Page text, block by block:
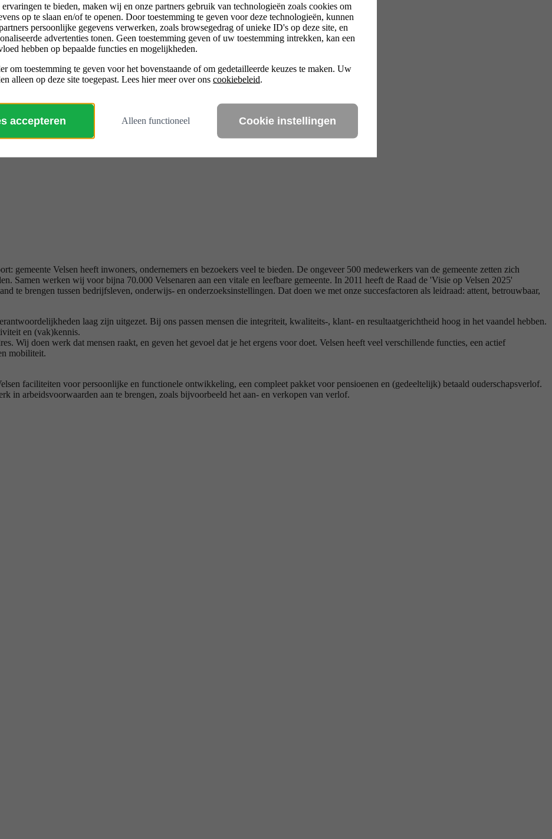
gemeente Velsen heeft inwoners, ondernemers en bezoekers veel te bieden. De ongeveer 500 medewerkers van de gemeente zetten zich
Samen werken wij voor bijna 70.000 Velsenaren aan een vitale en leefbare gemeente. In 2011 heeft de Raad de 'Visie op Velsen 2025'
te brengen tussen bedrijfsleven, onderwijs- en onderzoeksinstellingen. Dat doen we met onze succesfactoren als leidraad: attent, betrouwbaar,
laag zijn uitgezet. Bij ons passen mensen die integriteit, kwaliteits-, klant- en resultaatgerichtheid hoog in het vaandel hebben.
en (vak)kennis.
Wij doen werk dat mensen raakt, en geven het gevoel dat je het ergens voor doet. Velsen heeft veel verschillende functies, een actief
mobiliteit.
faciliteiten voor persoonlijke en functionele ontwikkeling, een compleet pakket voor pensioenen en (gedeeltelijk) betaald ouderschapsverlof.
in arbeidsvoorwaarden aan te brengen, zoals bijvoorbeeld het aan- en verkopen van verlof.
ervaringen te bieden, maken wij en onze partners gebruik van technologieën zoals cookies om
op te slaan en/of te openen. Door toestemming te geven voor deze technologieën, kunnen
persoonlijke gegevens verwerken, zoals browsegedrag of unieke ID's op deze site, en
advertenties tonen. Geen toestemming geven of uw toestemming intrekken, kan een
hebben op bepaalde functies en mogelijkheden.
om toestemming te geven voor het bovenstaande of om gedetailleerde keuzes te maken. Uw
alleen op deze site toegepast. Lees hier meer over ons cookiebeleid.
accepteren Alleen functioneel Cookie instellingen